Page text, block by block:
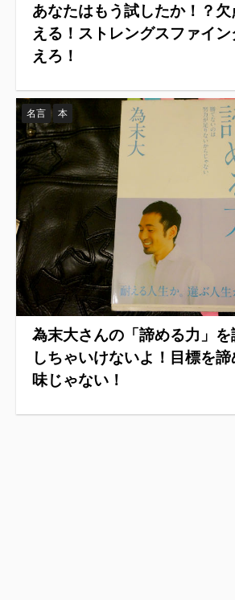
あなたはもう試したか！？
える！ストレングスファイ
えろ！
名言 本
為末大さんの「諦める力」
しちゃいけないよ！目標を
味じゃない！